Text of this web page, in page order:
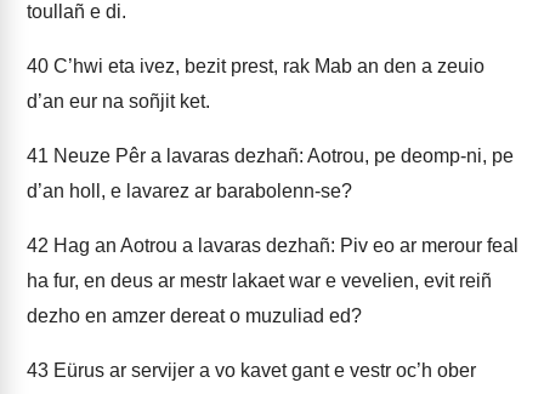
toullañ e di.
40 C’hwi eta ivez, bezit prest, rak Mab an den a zeuio
d’an eur na soñjit ket.
41 Neuze Pêr a lavaras dezhañ: Aotrou, pe deomp-ni, pe
d’an holl, e lavarez ar barabolenn-se?
42 Hag an Aotrou a lavaras dezhañ: Piv eo ar merour feal
ha fur, en deus ar mestr lakaet war e vevelien, evit reiñ
dezho en amzer dereat o muzuliad ed?
43 Eürus ar servijer a vo kavet gant e vestr oc’h ober